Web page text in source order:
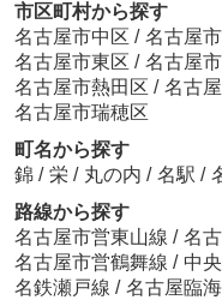
市区町村から探す
名古屋市中区 / 名古屋
名古屋市東区 / 名古屋
名古屋市熱田区 / 名古
名古屋市瑞穂区
町名から探す
錦 / 栄 / 丸の内 / 名駅 /
路線から探す
名古屋市営東山線 / 名
名古屋市営鶴舞線 / 中
名鉄瀬戸線 / 名古屋臨